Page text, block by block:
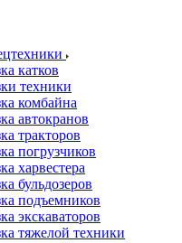
катков
техники
комбайна
автокранов
тракторов
погрузчиков
харвестера
бульдозеров
подъемников
экскаваторов
тяжелой техники